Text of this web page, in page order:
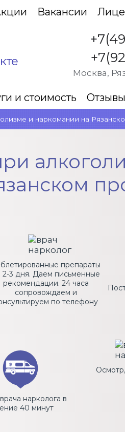
Вакансии
Москва,
и стоимость Отзывы
и наркомании на
нарколога в
40 минут
препараты
2-3 дня. Даем письменные
рекомендации. 24 часа
сопровождаем и
по телефону